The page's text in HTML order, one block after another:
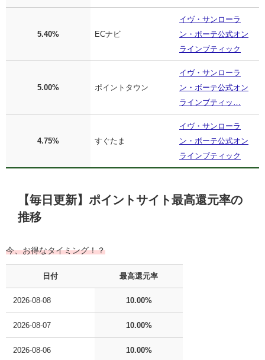
5.40% ECナビ
イヴ・サンローラ
ン・ボーテ公式オン
ラインブティック
5.00% ポイントタウン
イヴ・サンローラ
ン・ボーテ公式オン
ラインブティッ…
4.75% すぐたま
イヴ・サンローラ
ン・ボーテ公式オン
ラインブティック
【毎日更新】ポイントサイト最高還元率の
推移
今、お得なタイミング！？
日付 最高還元率
2026-08-08 10.00%
2026-08-07 10.00%
2026-08-06 10.00%